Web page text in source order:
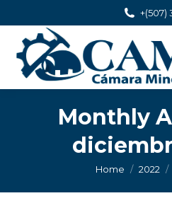
+(507)
Monthly
You are here:
Home 2022